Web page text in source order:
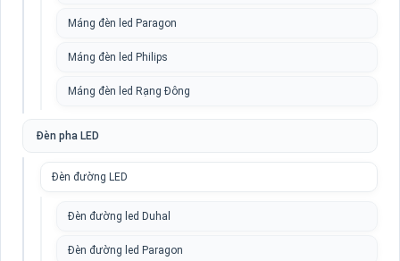
Máng đèn led Paragon
Máng đèn led Philips
Máng đèn led Rạng Đông
Đèn pha LED
Đèn đường LED
Đèn đường led Duhal
Đèn đường led Paragon